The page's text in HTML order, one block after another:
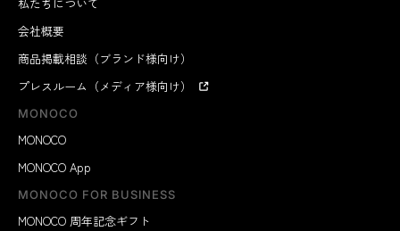
会社概要
商品掲載相談（ブランド様向け）
プレスルーム（メディア様向け）
MONOCO
MONOCO
MONOCO App
MONOCO FOR BUSINESS
MONOCO 周年記念ギフト